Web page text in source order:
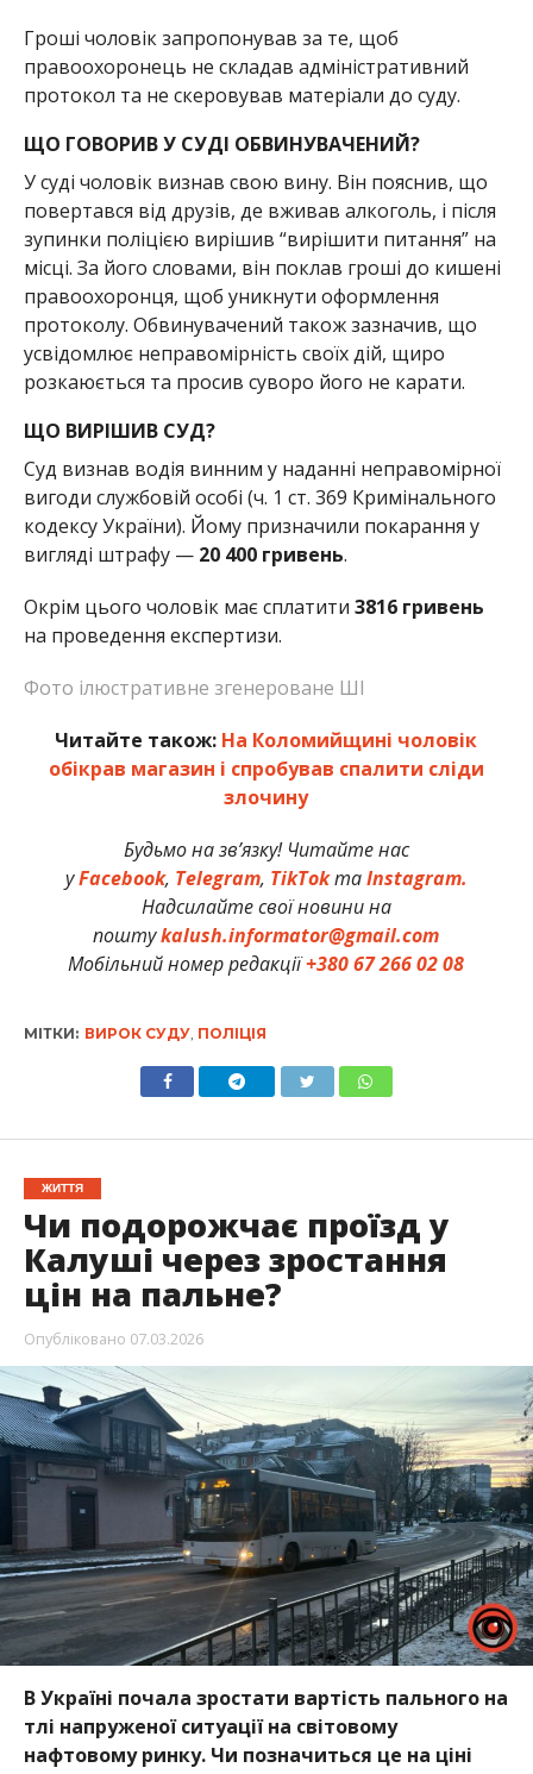
Гроші чоловік запропонував за те, щоб
правоохоронець не складав адміністративний
протокол та не скеровував матеріали до суду.
ЩО ГОВОРИВ У СУДІ ОБВИНУВАЧЕНИЙ?
У суді чоловік визнав свою вину. Він пояснив, що
повертався від друзів, де вживав алкоголь, і після
зупинки поліцією вирішив “вирішити питання” на
місці. За його словами, він поклав гроші до кишені
правоохоронця, щоб уникнути оформлення
протоколу. Обвинувачений також зазначив, що
усвідомлює неправомірність своїх дій, щиро
розкаюється та просив суворо його не карати.
ЩО ВИРІШИВ СУД?
Суд визнав водія винним у наданні неправомірної
вигоди службовій особі (ч. 1 ст. 369 Кримінального
кодексу України). Йому призначили покарання у
вигляді штрафу — 20 400 гривень.
Окрім цього чоловік має сплатити 3816 гривень
на проведення експертизи.
Фото ілюстративне згенероване ШІ
Читайте також: На Коломийщині чоловік
обікрав магазин і спробував спалити сліди
злочину
Будьмо на зв’язку! Читайте нас
уFacebook, Telegram, TikTokтаInstagram.
Надсилайте свої новини на
поштуkalush.informator@gmail.com
Мобільний номер редакції+380 67 266 02 08
МІТКИ: ВИРОК СУДУ, ПОЛІЦІЯ
ЖИТТЯ
Чи подорожчає проїзд у
Калуші через зростання
цін на пальне?
Опубліковано 07.03.2026
В Україні почала зростати вартість пального на
тлі напруженої ситуації на світовому
нафтовому ринку. Чи позначиться це на ціні